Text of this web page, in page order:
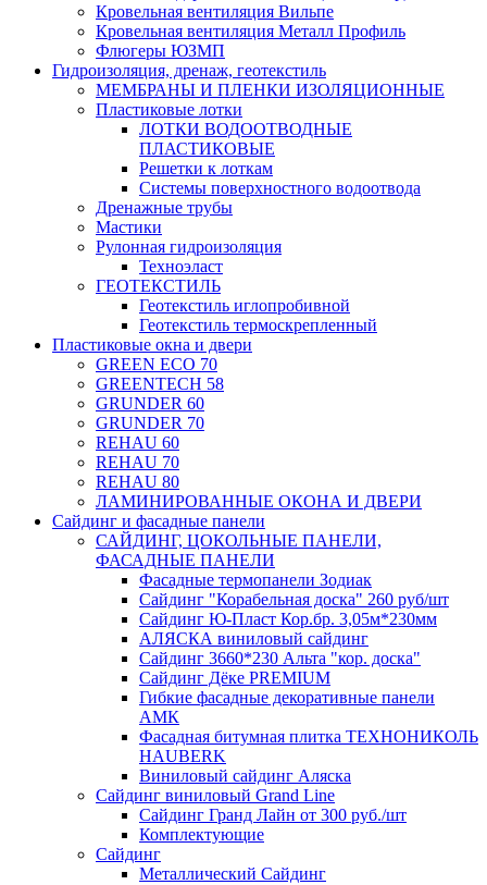
Кровельная вентиляция Вильпе
Кровельная вентиляция Металл Профиль
Флюгеры ЮЗМП
Гидроизоляция, дренаж, геотекстиль
МЕМБРАНЫ И ПЛЕНКИ ИЗОЛЯЦИОННЫЕ
Пластиковые лотки
ЛОТКИ ВОДООТВОДНЫЕ
ПЛАСТИКОВЫЕ
Решетки к лоткам
Системы поверхностного водоотвода
Дренажные трубы
Мастики
Рулонная гидроизоляция
Техноэласт
ГЕОТЕКСТИЛЬ
Геотекстиль иглопробивной
Геотекстиль термоскрепленный
Пластиковые окна и двери
GREEN ECO 70
GREENTECH 58
GRUNDER 60
GRUNDER 70
REHAU 60
REHAU 70
REHAU 80
ЛАМИНИРОВАННЫЕ ОКОНА И ДВЕРИ
Сайдинг и фасадные панели
САЙДИНГ, ЦОКОЛЬНЫЕ ПАНЕЛИ,
ФАСАДНЫЕ ПАНЕЛИ
Фасадные термопанели Зодиак
Сайдинг "Корабельная доска" 260 руб/шт
Сайдинг Ю-Пласт Кор.бр. 3,05м*230мм
АЛЯСКА виниловый сайдинг
Сайдинг 3660*230 Альта "кор. доска"
Сайдинг Дёке PREMIUM
Гибкие фасадные декоративные панели
АМК
Фасадная битумная плитка ТЕХНОНИКОЛЬ
HAUBERK
Виниловый сайдинг Аляска
Сайдинг виниловый Grand Line
Сайдинг Гранд Лайн от 300 руб./шт
Комплектующие
Сайдинг
Металлический Сайдинг